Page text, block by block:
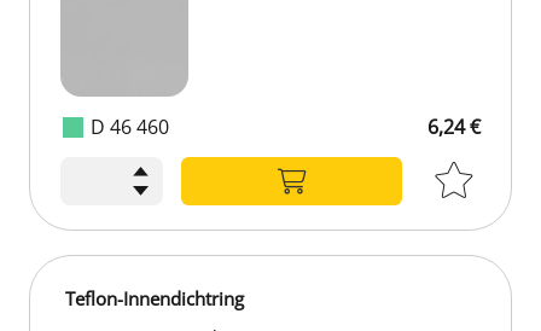
D 46 460 6,24 €
Teflon-Innendichtring